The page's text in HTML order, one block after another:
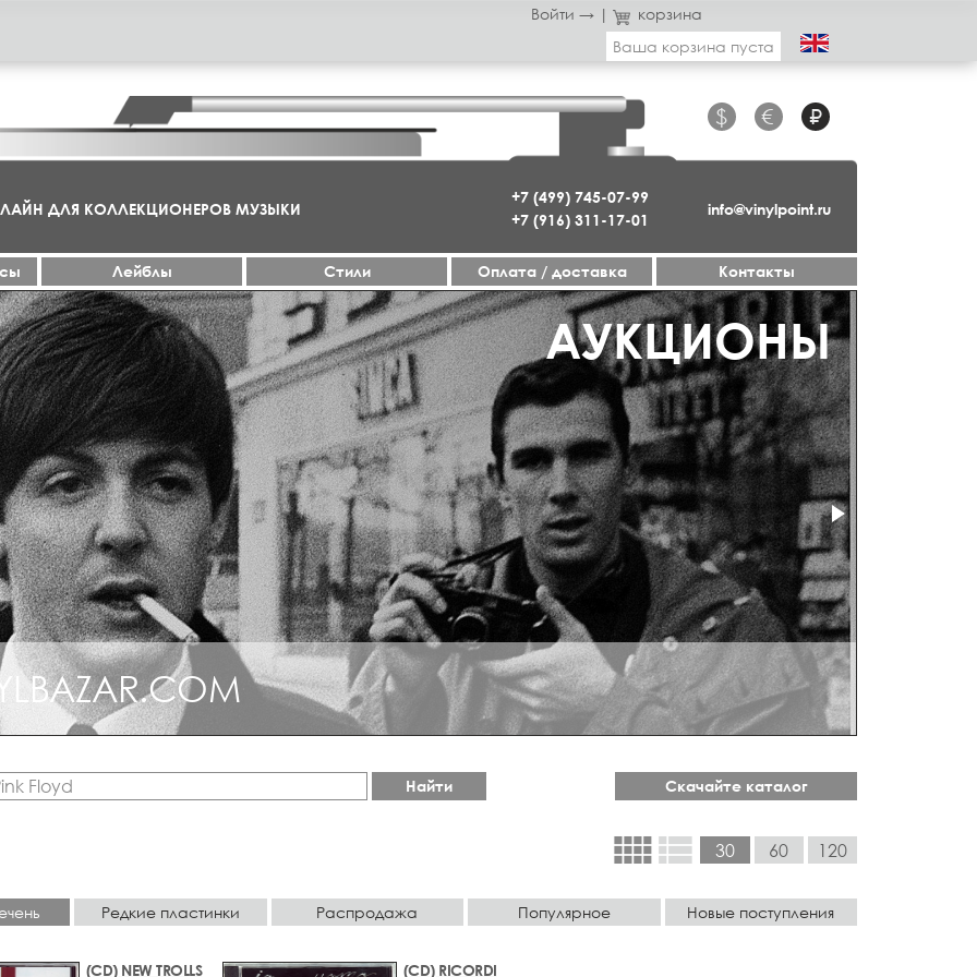
Войти → |
корзина
Ваша корзина пуста
+7 (499) 745-07-99
+7 (916) 311-17-01
$ € ₽
info@vinylpoint.ru
ДЛЯ КОЛЛЕКЦИОНЕРОВ МУЗЫКИ
Лейблы Стили Оплата / доставка Контакты
АУКЦИОНЫ
ДЖАЗ
ДЖАЗ
Найти Скачайте каталог
view_comfyview_list 30 60 120
Редкие пластинки Распродажа Популярное Новые поступления
(CD) NEW TROLLS
(CD) RICORDI